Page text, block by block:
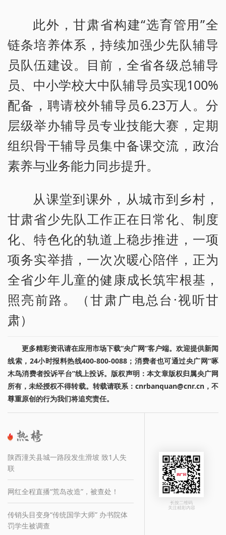
此外，甘肃省构建“选育管用”全
链条培养体系，持续加强少先队辅导
员队伍建设。目前，全省各级总辅导
员、中小学校大中队辅导员实现100%
配备，聘请校外辅导员6.23万人。分
层级举办辅导员专业技能大赛，定期
组织骨干辅导员集中备课交流，政治
素养与业务能力同步提升。
从课堂到课外，从城市到乡村，
甘肃省少先队工作正在日常化、制度
化、特色化的轨道上稳步推进，一项
项务实举措，一次次暖心陪伴，正为
全省少年儿童的健康成长筑牢根基，
照亮前路。（甘肃广电总台·视听甘
肃）
更多精彩资讯请在应用市场下载“央广网”客户端。欢迎提供新闻
线索，24小时报料热线400-800-0088；消费者也可通过央广网“啄
木鸟消费者投诉平台”线上投诉。版权声明：本文章版权归属央广网
所有，未经授权不得转载。转载请联系：cnrbanquan@cnr.cn，不
尊重原创的行为我们将追究责任。
陕西潼关县城一路段发生滑坡 致1人失
联
网红全程直播“荒岛改造”，被查处！
传销头目变身“传统国学大师” 办书院体
罚学生被调查
长按二维码
关注精彩内容